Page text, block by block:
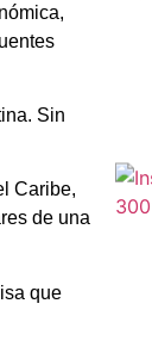
Sin
Caribe,
de una
que